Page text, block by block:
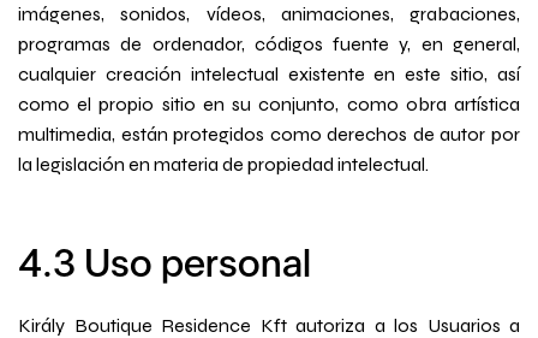
imágenes, sonidos, vídeos, animaciones, grabaciones,
programas de ordenador, códigos fuente y, en general,
cualquier creación intelectual existente en este sitio, así
como el propio sitio en su conjunto, como obra artística
multimedia, están protegidos como derechos de autor por
la legislación en materia de propiedad intelectual.
4.3 Uso personal
Király Boutique Residence Kftautoriza a los Usuarios a